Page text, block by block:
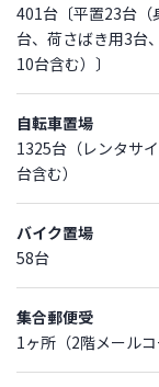
401台〔平置23台（
台、荷さばき用3台
10台含む）〕
自転車置場
1325台（レンタサ
台含む）
バイク置場
58台
集合郵便受
1ヶ所（2階メールコ